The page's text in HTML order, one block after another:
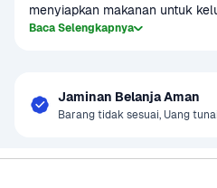
menyiapkan makanan untuk
Baca Selengkapnya
Jaminan Belanja Aman
Barang tidak sesuai, Uang